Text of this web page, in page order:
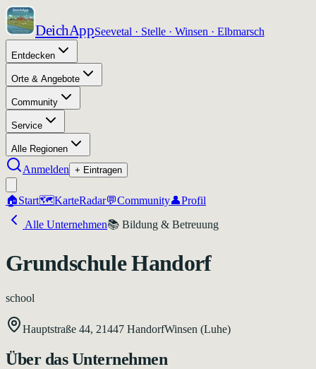
DeichAppSeevetal · Stelle · Winsen · Elbmarsch
Entdecken
Orte & Angebote
Community
Service
Alle Regionen
Anmelden + Eintragen
🏠Start🗺️KarteRadar💬Community👤Profil
Alle Unternehmen📚 Bildung & Betreuung
Grundschule Handorf
school
Hauptstraße 44, 21447 HandorfWinsen (Luhe)
Über das Unternehmen